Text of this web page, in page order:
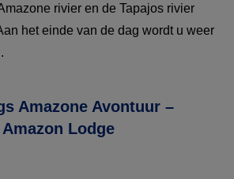
rivier en de Tapajos rivier
het einde van de dag wordt u weer
Amazone Avontuur –
Amazon Lodge